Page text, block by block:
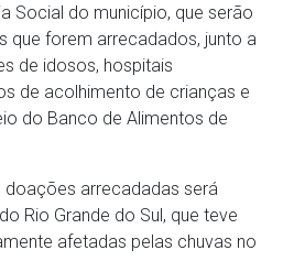
Social do município, que serão
que forem arrecadados, junto a
de idosos, hospitais
de acolhimento de crianças e
do Banco de Alimentos de
doações arrecadadas será
Rio Grande do Sul, que teve
afetadas pelas chuvas no